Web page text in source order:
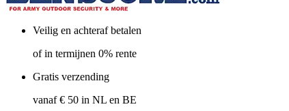
Veilig en achteraf betalen
of in termijnen 0% rente
Gratis verzending
vanaf € 50 in NL en BE